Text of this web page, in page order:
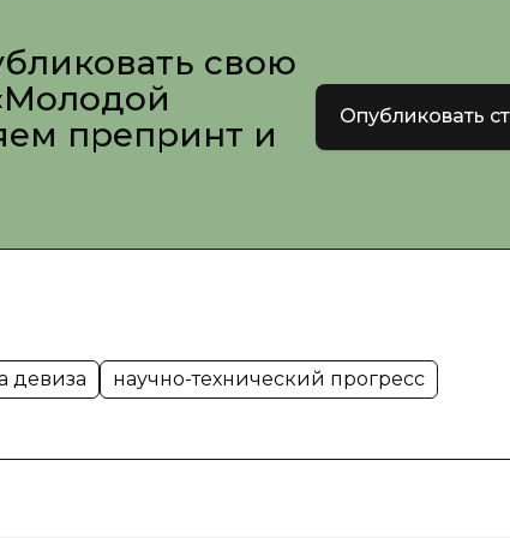
свою
препринт и
Опубликовать
девиза научно-технический прогресс